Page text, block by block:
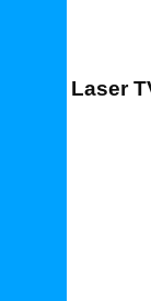
Laser